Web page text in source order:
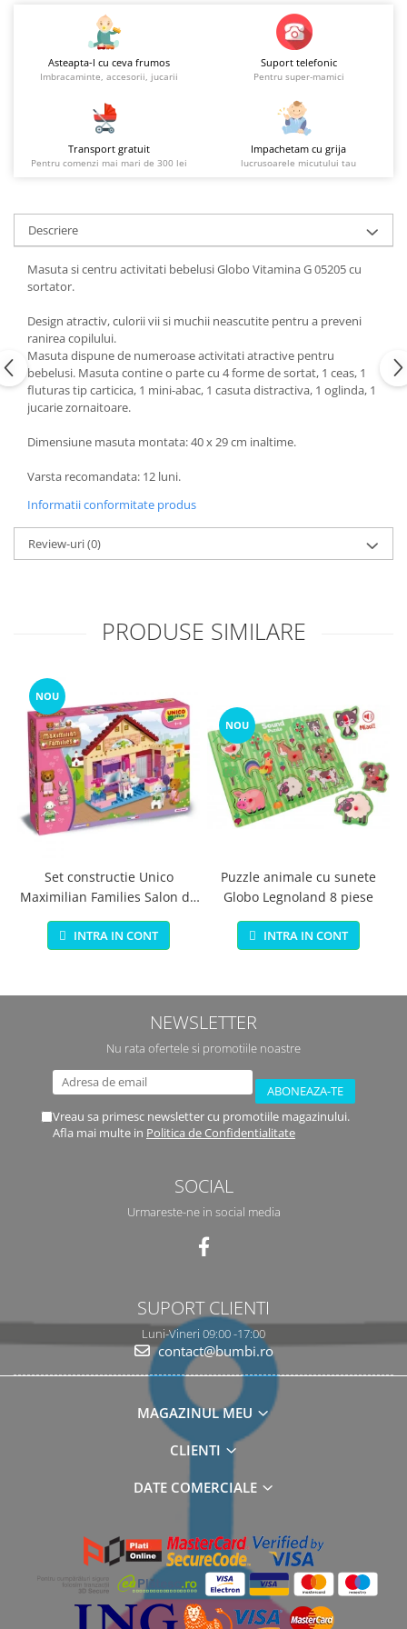
Asteapta-l cu ceva frumos
Imbracaminte, accesorii, jucarii
Suport telefonic
Pentru super-mamici
Transport gratuit
Pentru comenzi mai mari de 300 lei
Impachetam cu grija
lucrusoarele micutului tau
Descriere
Masuta si centru activitati bebelusi Globo Vitamina G 05205 cu
sortator.
Design atractiv, culorii vii si muchii neascutite pentru a preveni
ranirea copilului.
Masuta dispune de numeroase activitati atractive pentru
bebelusi. Masuta contine o parte cu 4 forme de sortat, 1 ceas, 1
fluturas tip carticica, 1 mini-abac, 1 casuta distractiva, 1 oglinda, 1
jucarie zornaitoare.
Dimensiune masuta montata: 40 x 29 cm inaltime.
Varsta recomandata: 12 luni.
Informatii conformitate produs
Review-uri(0)
PRODUSE SIMILARE
NOU
Set constructie Unico
Maximilian Families Salon de
infrumusetare 80 piese
INTRA IN CONT
NOU
Puzzle animale cu sunete
Globo Legnoland 8 piese
INTRA IN CONT
NEWSLETTER
Nu rata ofertele si promotiile noastre
Vreau sa primesc newsletter cu promotiile magazinului.
Afla mai multe in Politica de Confidentialitate
SOCIAL
Urmareste-ne in social media
SUPORT CLIENTI
Luni-Vineri 09:00 -17:00
contact@bumbi.ro
MAGAZINUL MEU
CLIENTI
DATE COMERCIALE